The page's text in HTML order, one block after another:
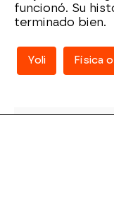
funcionó. Su
terminado bien.
Yoli Física